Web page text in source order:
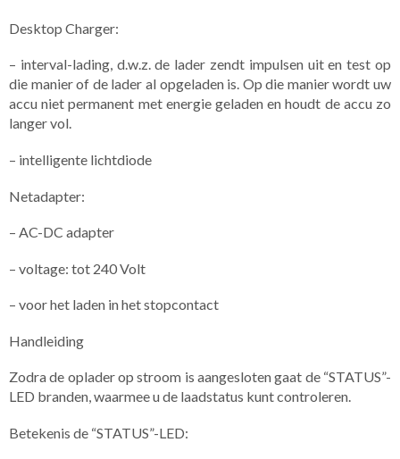
Desktop Charger:
– interval-lading, d.w.z. de lader zendt impulsen uit en test op
die manier of de lader al opgeladen is. Op die manier wordt uw
accu niet permanent met energie geladen en houdt de accu zo
langer vol.
– intelligente lichtdiode
Netadapter:
– AC-DC adapter
– voltage: tot 240 Volt
– voor het laden in het stopcontact
Handleiding
Zodra de oplader op stroom is aangesloten gaat de “STATUS”-
LED branden, waarmee u de laadstatus kunt controleren.
Betekenis de “STATUS”-LED: